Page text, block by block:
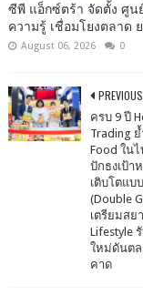
ซีพี แอ็กซ์ตร้า จัดตั้ง ศูน
ความรู้ เชื่อมโยงตลาด
August 06, 2026 0
PREVIOUS
ครบ 9 ปี
Trading
Food ใน
ปักธงเป้า
เติบโตแบ
(Double
เตรียมสย
Lifestyle
ใหม่ดันตล
คาด